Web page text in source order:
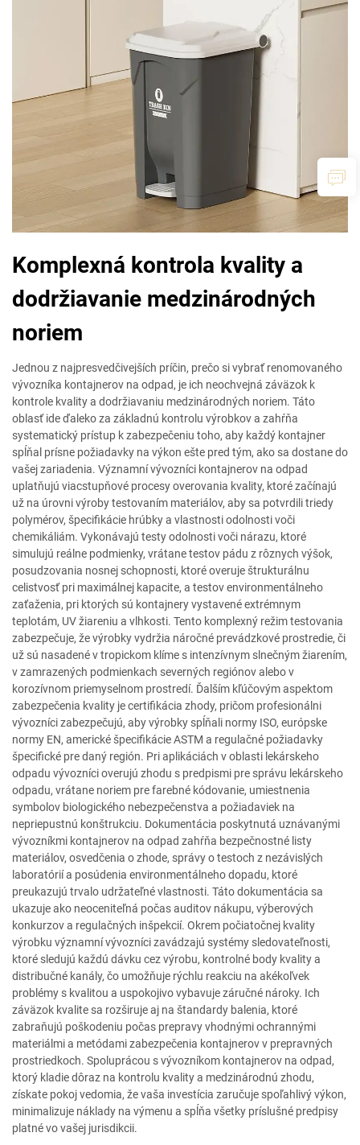
Komplexná kontrola kvality a
dodržiavanie medzinárodných
noriem
Jednou z najpresvedčivejších príčin, prečo si vybrať renomovaného
vývozníka kontajnerov na odpad, je ich neochvejná záväzok k
kontrole kvality a dodržiavaniu medzinárodných noriem. Táto
oblasť ide ďaleko za základnú kontrolu výrobkov a zahŕňa
systematický prístup k zabezpečeniu toho, aby každý kontajner
spĺňal prísne požiadavky na výkon ešte pred tým, ako sa dostane do
vašej zariadenia. Významní vývozníci kontajnerov na odpad
uplatňujú viacstupňové procesy overovania kvality, ktoré začínajú
už na úrovni výroby testovaním materiálov, aby sa potvrdili triedy
polymérov, špecifikácie hrúbky a vlastnosti odolnosti voči
chemikáliám. Vykonávajú testy odolnosti voči nárazu, ktoré
simulujú reálne podmienky, vrátane testov pádu z rôznych výšok,
posudzovania nosnej schopnosti, ktoré overuje štrukturálnu
celistvosť pri maximálnej kapacite, a testov environmentálneho
zaťaženia, pri ktorých sú kontajnery vystavené extrémnym
teplotám, UV žiareniu a vlhkosti. Tento komplexný režim testovania
zabezpečuje, že výrobky vydržia náročné prevádzkové prostredie, či
už sú nasadené v tropickom klíme s intenzívnym slnečným žiarením,
v zamrazených podmienkach severných regiónov alebo v
korozívnom priemyselnom prostredí. Ďalším kľúčovým aspektom
zabezpečenia kvality je certifikácia zhody, pričom profesionálni
vývozníci zabezpečujú, aby výrobky spĺňali normy ISO, európske
normy EN, americké špecifikácie ASTM a regulačné požiadavky
špecifické pre daný región. Pri aplikáciách v oblasti lekárskeho
odpadu vývozníci overujú zhodu s predpismi pre správu lekárskeho
odpadu, vrátane noriem pre farebné kódovanie, umiestnenia
symbolov biologického nebezpečenstva a požiadaviek na
nepriepustnú konštrukciu. Dokumentácia poskytnutá uznávanými
vývozníkmi kontajnerov na odpad zahŕňa bezpečnostné listy
materiálov, osvedčenia o zhode, správy o testoch z nezávislých
laboratórií a posúdenia environmentálneho dopadu, ktoré
preukazujú trvalo udržateľné vlastnosti. Táto dokumentácia sa
ukazuje ako neoceniteľná počas auditov nákupu, výberových
konkurzov a regulačných inšpekcií. Okrem počiatočnej kvality
výrobku významní vývozníci zavádzajú systémy sledovateľnosti,
ktoré sledujú každú dávku cez výrobu, kontrolné body kvality a
distribučné kanály, čo umožňuje rýchlu reakciu na akékoľvek
problémy s kvalitou a uspokojivo vybavuje záručné nároky. Ich
záväzok kvalite sa rozširuje aj na štandardy balenia, ktoré
zabraňujú poškodeniu počas prepravy vhodnými ochrannými
materiálmi a metódami zabezpečenia kontajnerov v prepravných
prostriedkoch. Spoluprácou s vývozníkom kontajnerov na odpad,
ktorý kladie dôraz na kontrolu kvality a medzinárodnú zhodu,
získate pokoj vedomia, že vaša investícia zaručuje spoľahlivý výkon,
minimalizuje náklady na výmenu a spĺňa všetky príslušné predpisy
platné vo vašej jurisdikcii.